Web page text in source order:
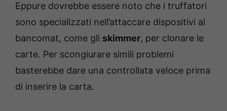
Eppure dovrebbe essere noto che i truffatori
sono specializzati nell’attaccare dispositivi al
bancomat, come gli skimmer, per clonare le
carte. Per scongiurare simili problemi
basterebbe dare una controllata veloce prima
di inserire la carta.